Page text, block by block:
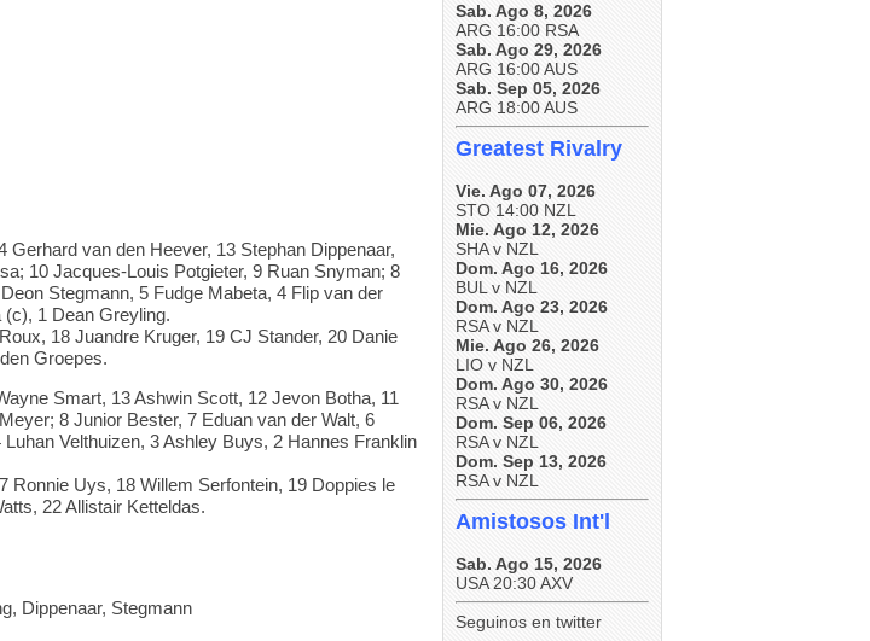
Gerhard van den Heever, 13 Stephan Dippenaar,
10 Jacques-Louis Potgieter, 9 Ruan Snyman; 8
Stegmann, 5 Fudge Mabeta, 4 Flip van der
1 Dean Greyling.
18 Juandre Kruger, 19 CJ Stander, 20 Danie
Groepes.
Smart, 13 Ashwin Scott, 12 Jevon Botha, 11
8 Junior Bester, 7 Eduan van der Walt, 6
Velthuizen, 3 Ashley Buys, 2 Hannes Franklin
Ronnie Uys, 18 Willem Serfontein, 19 Doppies le
22 Allistair Ketteldas.
Dippenaar, Stegmann
Sab. Ago 8, 2026
ARG 16:00 RSA
Sab. Ago 29, 2026
ARG 16:00 AUS
Sab. Sep 05, 2026
ARG 18:00 AUS
Greatest Rivalry
Vie. Ago 07, 2026
STO 14:00 NZL
Mie. Ago 12, 2026
SHA v NZL
Dom. Ago 16, 2026
BUL v NZL
Dom. Ago 23, 2026
RSA v NZL
Mie. Ago 26, 2026
LIO v NZL
Dom. Ago 30, 2026
RSA v NZL
Dom. Sep 06, 2026
RSA v NZL
Dom. Sep 13, 2026
RSA v NZL
Amistosos Int'l
Sab. Ago 15, 2026
USA 20:30 AXV
Seguinos en twitter